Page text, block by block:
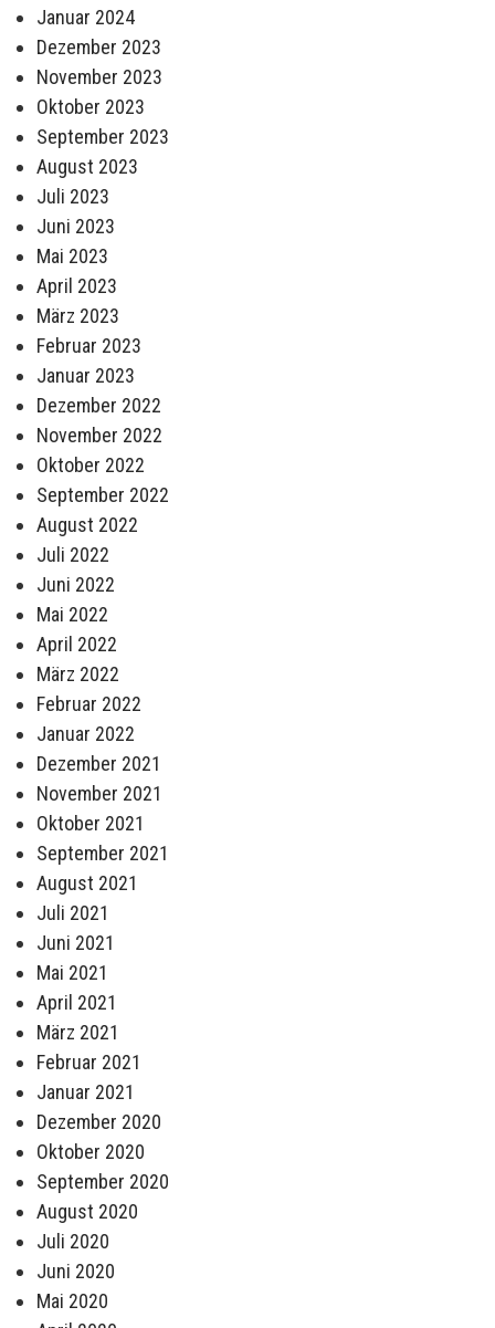
Januar 2024
Dezember 2023
November 2023
Oktober 2023
September 2023
August 2023
Juli 2023
Juni 2023
Mai 2023
April 2023
März 2023
Februar 2023
Januar 2023
Dezember 2022
November 2022
Oktober 2022
September 2022
August 2022
Juli 2022
Juni 2022
Mai 2022
April 2022
März 2022
Februar 2022
Januar 2022
Dezember 2021
November 2021
Oktober 2021
September 2021
August 2021
Juli 2021
Juni 2021
Mai 2021
April 2021
März 2021
Februar 2021
Januar 2021
Dezember 2020
Oktober 2020
September 2020
August 2020
Juli 2020
Juni 2020
Mai 2020